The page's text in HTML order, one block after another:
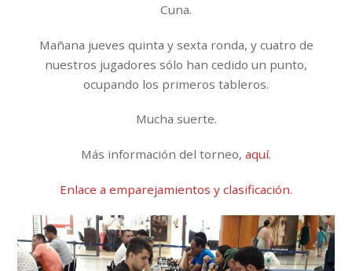
Cuna.
Mañana jueves quinta y sexta ronda, y cuatro de
nuestros jugadores sólo han cedido un punto,
ocupando los primeros tableros.
Mucha suerte.
Más información del torneo, aquí.
Enlace a emparejamientos y clasificación.